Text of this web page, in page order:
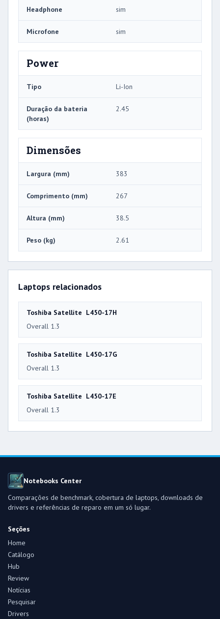
Headphone sim
Microfone sim
Power
Tipo Li-Ion
Duração da bateria
(horas)
2.45
Dimensões
Largura (mm) 383
Comprimento (mm) 267
Altura (mm) 38.5
Peso (kg) 2.61
Laptops relacionados
Toshiba Satellite L450-17H
Overall 1.3
Toshiba Satellite L450-17G
Overall 1.3
Toshiba Satellite L450-17E
Overall 1.3
Notebooks Center
Comparações de benchmark, cobertura de laptops, downloads de
drivers e referências de reparo em um só lugar.
Seções
Home
Catálogo
Hub
Review
Notícias
Pesquisar
Drivers